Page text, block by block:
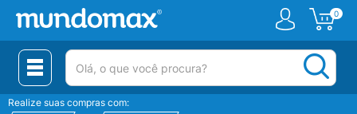
0
(pesquisar)
Realize suas compras com: